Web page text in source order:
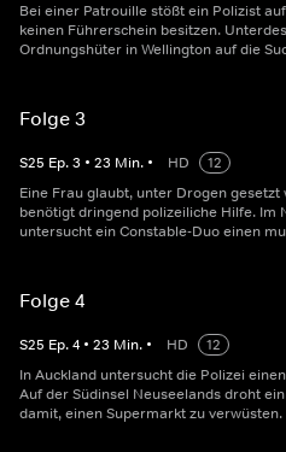
Bei einer Patrouille stößt ein Polizist
keinen Führerschein besitzen.
Ordnungshüter in Wellington auf die
Folge 3
S25 Ep.3 • 23 Min. • HD
12
Eine Frau glaubt, unter Drogen gesetzt
benötigt dringend polizeiliche Hilfe. Im
untersucht ein Constable-Duo einen
Folge 4
S25 Ep.4 • 23 Min. • HD
12
In Auckland untersucht die Polizei
Auf der Südinsel Neuseelands droht
damit, einen Supermarkt zu verwüsten.